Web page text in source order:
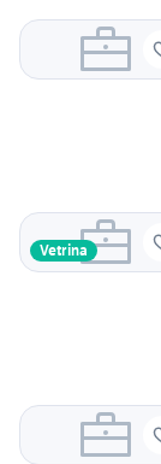
Vetrina